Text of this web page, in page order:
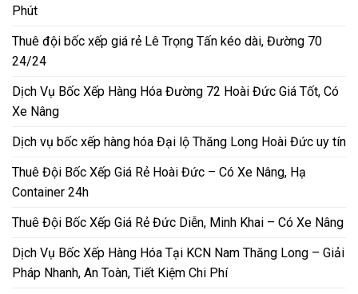
Phút
Thuê đội bốc xếp giá rẻ Lê Trọng Tấn kéo dài, Đường 70
24/24
Dịch Vụ Bốc Xếp Hàng Hóa Đường 72 Hoài Đức Giá Tốt, Có
Xe Nâng
Dịch vụ bốc xếp hàng hóa Đại lộ Thăng Long Hoài Đức uy tín
Thuê Đội Bốc Xếp Giá Rẻ Hoài Đức – Có Xe Nâng, Hạ
Container 24h
Thuê Đội Bốc Xếp Giá Rẻ Đức Diễn, Minh Khai – Có Xe Nâng
Dịch Vụ Bốc Xếp Hàng Hóa Tại KCN Nam Thăng Long – Giải
Pháp Nhanh, An Toàn, Tiết Kiệm Chi Phí